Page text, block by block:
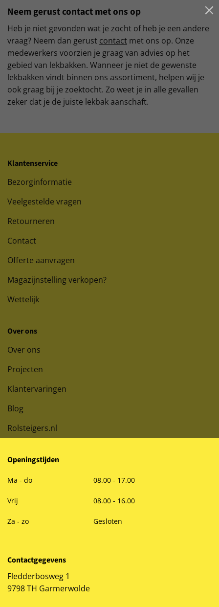
Neem gerust contact met ons op
Heb je niet gevonden wat je zocht of heb je een andere
vraag? Neem dan gerust contact met ons op. Onze
medewerkers voorzien je graag van advies op het
gebied van lekbakken. Wanneer je niet de gewenste
lekbakken vindt binnen ons assortiment, helpen wij je
ook graag bij je zoektocht. Zo weet je in alle gevallen
zeker dat je de juiste lekbak aanschaft.
Klantenservice
Bezorginformatie
Veelgestelde vragen
Retourneren
Contact
Offerte aanvragen
Magazijnstelling verkopen?
Wettelijk
Over ons
Over ons
Projecten
Klantervaringen
Blog
Rolsteigers.nl
Openingstijden
Ma - do 08.00 - 17.00
Vrij 08.00 - 16.00
Za - zo Gesloten
Contactgegevens
Fledderbosweg 1
9798 TH Garmerwolde